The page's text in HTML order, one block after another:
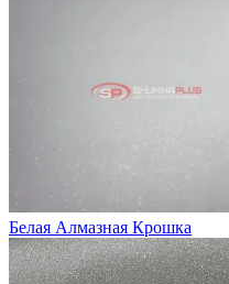
Белая Алмазная Крошка